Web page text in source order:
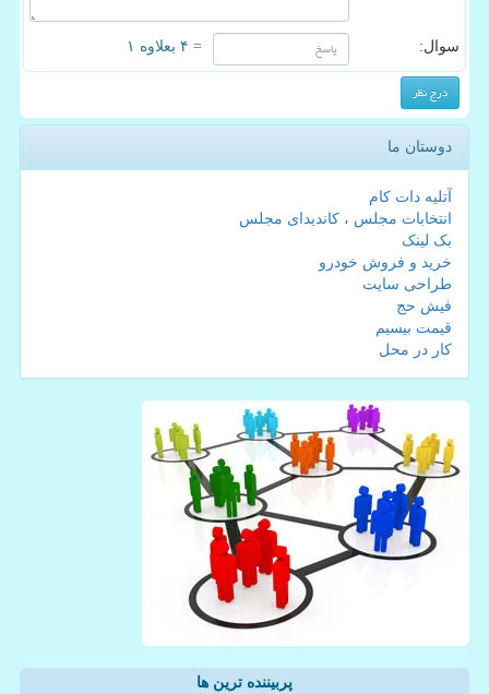
سوال: = ۴ بعلاوه ۱
دوستان ما
آتلیه دات کام
انتخابات مجلس ، کاندیدای مجلس
بک لینک
خرید و فروش خودرو
طراحی سایت
فیش حج
قیمت بیسیم
کار در محل
پربیننده ترین ها